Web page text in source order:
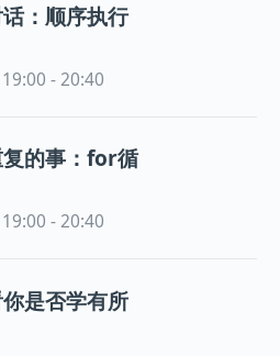
：顺序执行
- 20:40
的事：for循
- 20:40
是否学有所